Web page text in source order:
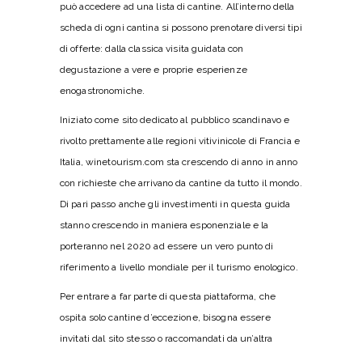
può accedere ad una lista di cantine. All’interno della
scheda di ogni cantina si possono prenotare diversi tipi
di offerte: dalla classica visita guidata con
degustazione a vere e proprie esperienze
enogastronomiche.
Iniziato come sito dedicato al pubblico scandinavo e
rivolto prettamente alle regioni vitivinicole di Francia e
Italia, winetourism.com sta crescendo di anno in anno
con richieste che arrivano da cantine da tutto il mondo.
Di pari passo anche gli investimenti in questa guida
stanno crescendo in maniera esponenziale e la
porteranno nel 2020 ad essere un vero punto di
riferimento a livello mondiale per il turismo enologico.
Per entrare a far parte di questa piattaforma, che
ospita solo cantine d’eccezione, bisogna essere
invitati dal sito stesso o raccomandati da un’altra